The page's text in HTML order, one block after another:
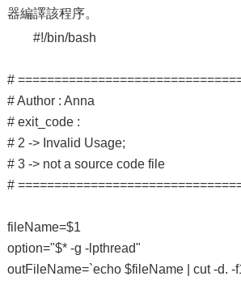
器編譯該程序。
#!/bin/bash
#
# Author : Anna
# exit_code :
# 2 -> Invalid Usage;
# 3 -> not a source code file
#
fileName=$1
option="$* -g -lpthread"
outFileName=`echo $fileName | cut -d. -